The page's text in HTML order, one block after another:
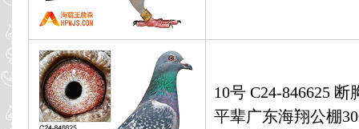
10号 C24-846625
平辈广东海翔公棚